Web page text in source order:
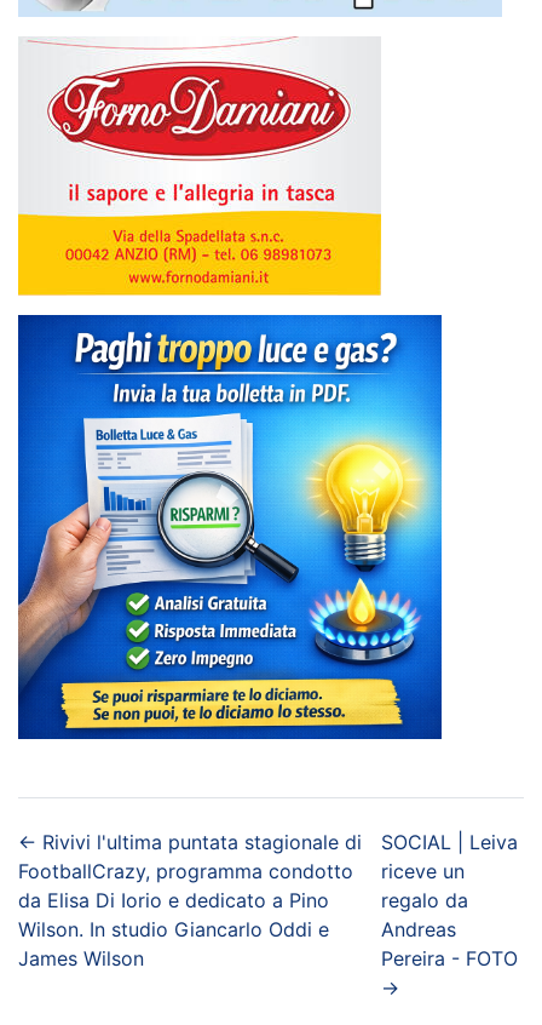
← Rivivi l'ultima puntata stagionale di
FootballCrazy, programma condotto
da Elisa Di Iorio e dedicato a Pino
Wilson. In studio Giancarlo Oddi e
James Wilson
SOCIAL | Leiva
riceve un
regalo da
Andreas
Pereira - FOTO
→